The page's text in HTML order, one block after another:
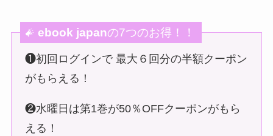
❷水曜日は第1巻が50％OFFクーポンがもら
える！
❸1500円OFFクーポンがもらえる「まとめ買
い」キャンペーンがある！
❹お得なクーポン「週末クーポン」がもらえ